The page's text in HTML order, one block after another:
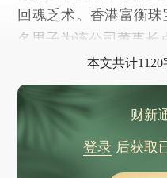
回魂乏术。香港富衡
名男子为该公司董事长
本文共计
财新
登录后获取